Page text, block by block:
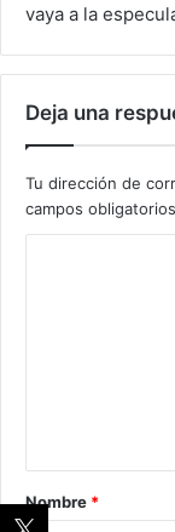
vaya a la
Deja una
Tu dirección de
campos
Nombre *